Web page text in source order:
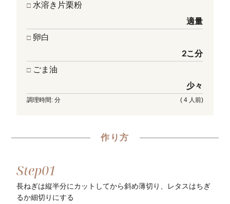
水溶き片栗粉
適量
卵白
2こ分
ごま油
少々
調理時間: 分 ( 4 人前)
作り方
長ねぎは縦半分にカットしてから斜め薄切り、レタスはちぎ
るか細切りにする